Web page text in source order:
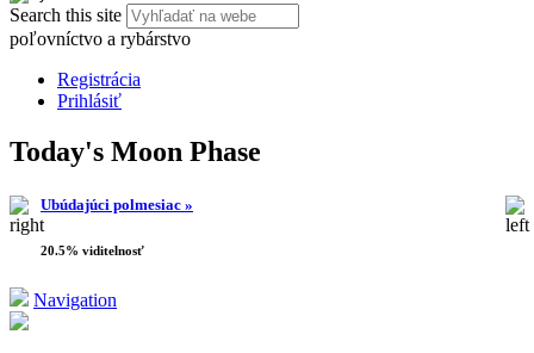
Search this site
poľovníctvo a rybárstvo
Registrácia
Prihlásiť
Today's Moon Phase
Ubúdajúci polmesiac »
20.5% viditelnosť
Navigation